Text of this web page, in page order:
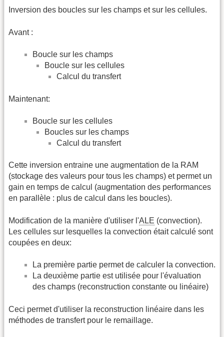
Inversion des boucles sur les champs et sur les cellules.
Avant :
Boucle sur les champs
Boucle sur les cellules
Calcul du transfert
Maintenant:
Boucle sur les cellules
Boucles sur les champs
Calcul du transfert
Cette inversion entraine une augmentation de la RAM
(stockage des valeurs pour tous les champs) et permet un
gain en temps de calcul (augmentation des performances
en parallèle : plus de calcul dans les boucles).
Modification de la manière d'utiliser l'ALE (convection).
Les cellules sur lesquelles la convection était calculé sont
coupées en deux:
La première partie permet de calculer la convection.
La deuxième partie est utilisée pour l'évaluation
des champs (reconstruction constante ou linéaire)
Ceci permet d'utiliser la reconstruction linéaire dans les
méthodes de transfert pour le remaillage.